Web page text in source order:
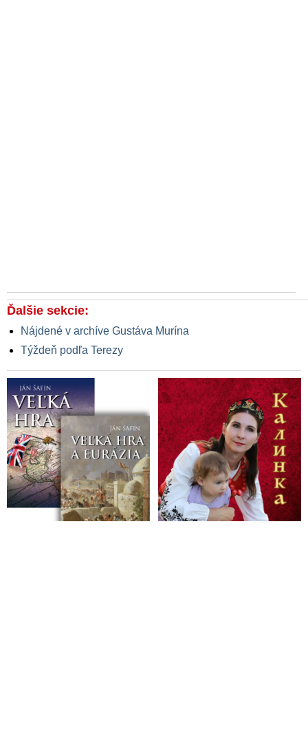
Ďalšie sekcie:
Nájdené v archíve Gustáva Murína
Týždeň podľa Terezy